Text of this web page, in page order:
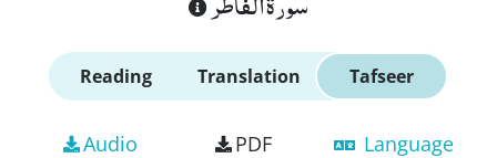
Reading Translation Tafseer
Audio PDF Language